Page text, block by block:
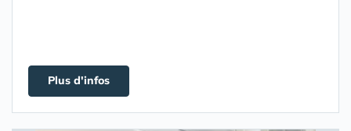
Plus d'infos